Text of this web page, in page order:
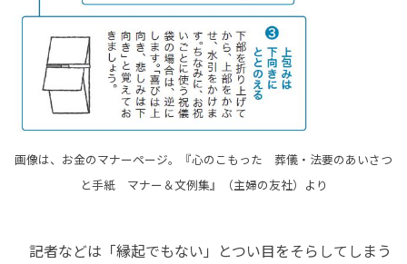
画像は、お金のマナーページ。『心のこもった 葬儀・法要のあいさつ
と手紙 マナー＆文例集』（主婦の友社）より
記者などは「縁起でもない」とつい目をそらしてしまう